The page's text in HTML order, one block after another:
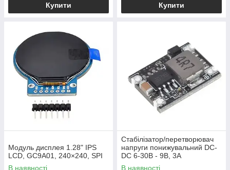
Купити Купити
Модуль дисплея 1.28" IPS
LCD, GC9A01, 240×240, SPI
В наявності
Стабілізатор/перетворювач
напруги понижувальний DC-
DC 6-30В - 9В, 3А
В наявності